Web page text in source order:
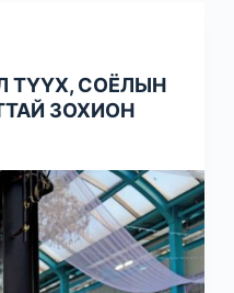
ТҮҮХ, СОЁЛЫН
ЗОХИОН